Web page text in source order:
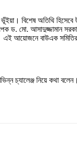
বিশেষ অতিথি হিসেবে
ড. মো. আসাদুজ্জামান
এই আয়োজনে বাউএক
চ্যালেঞ্জ নিয়ে কথা বলেন।